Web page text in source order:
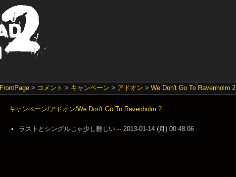
FrontPage> コメント > キャンペーン > アドオン > We Don't Go To Ravenholm 2
キャンペーン/アドオン/We Don't Go To Ravenholm 2
ラストとシングルじゃ少し難しい -- 2013-01-14 (月) 00:48:06